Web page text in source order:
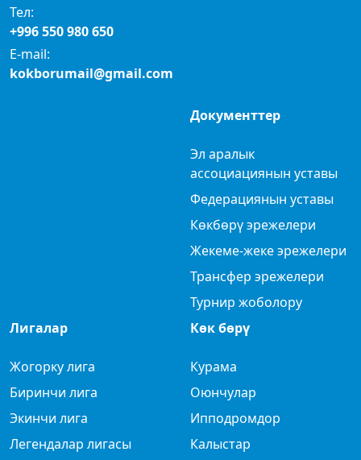
Тел:
+996 550 980 650
E-mail:
kokborumail@gmail.com
Документтер
Эл аралык
ассоциациянын уставы
Федерациянын уставы
Көкбөрү эрежелери
Жекеме-жеке эрежелери
Трансфер эрежелери
Турнир жоболору
Лигалар
Жогорку лига
Биринчи лига
Экинчи лига
Легендалар лигасы
Көк бөрү
Курама
Оюнчулар
Ипподромдор
Калыстар